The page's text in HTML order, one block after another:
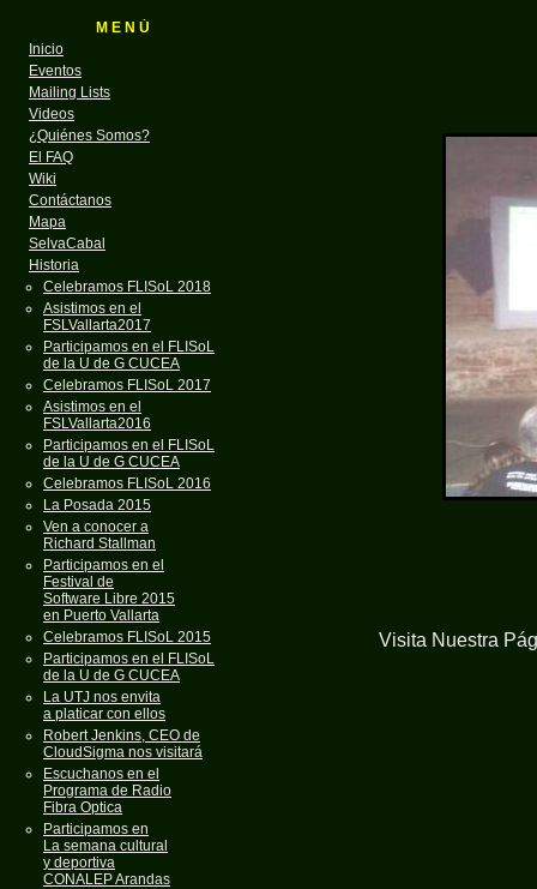
M E N Ú
Inicio
Eventos
Mailing Lists
Videos
¿Quiénes Somos?
El FAQ
Wiki
Contáctanos
Mapa
SelvaCabal
Historia
Celebramos FLISoL 2018
Asistimos en el
FSLVallarta2017
Participamos en el FLISoL
de la U de G CUCEA
Celebramos FLISoL 2017
Asistimos en el
FSLVallarta2016
Participamos en el FLISoL
de la U de G CUCEA
Celebramos FLISoL 2016
La Posada 2015
Ven a conocer a
Richard Stallman
Participamos en el
Festival de
Software Libre 2015
en Puerto Vallarta
Celebramos FLISoL 2015
Participamos en el FLISoL
de la U de G CUCEA
La UTJ nos envita
a platicar con ellos
Robert Jenkins, CEO de
CloudSigma nos visitará
Escuchanos en el
Programa de Radio
Fibra Optica
Participamos en
La semana cultural
y deportiva
CONALEP Arandas
Visita Nuestra